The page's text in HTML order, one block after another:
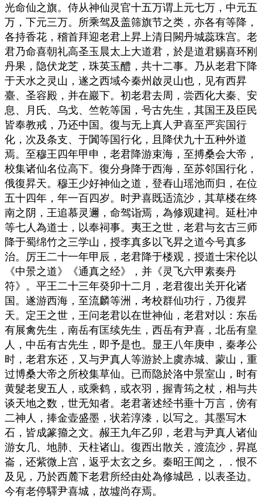
光命仙之旗。侍从神仙灵官十五万谓上元七万，中元五
万，下元三万。所乘驾及盖筛旗节之类，亦各有等降，
各持香花，稽首拜迎老君上昇上清日闕丹城蕊珠宫。老
君乃命喜朝礼高圣玉晨太上大道君，於是道君赐喜环刚
丹果，隐伏龙芝，珠英玉醴，共十二事。乃从老君下降
于天水之灵山，遂之西域今秦州啟灵山也，见有西昇
臺、圣容殿，并在巖下。初老君去周，尝西化大秦、安
息、月氏、乌戈、竺乾等国，号古先生，其国王及臣民
皆奉教戒，乃还中国。復与无上真人尹喜至严宾国行
化，次及条支、于闐等国行化，且降伏九十五种外道
焉。至穆王四年甲申，老君降游束海，至搏桑会大帝，
校集诸仙名位高下。復分身降于西海，至苏邻国行化，
俄復昇天。穆王少好神仙之道，登舂山瑶池而归，在位
五十四年，年一百四岁。时尹喜既适流沙，其草楼在终
南之阴，王追慕灵邇，命驾诣焉，為修观建祠。延杜冲
等七人為道士，以奉祠事。夷王之世，老君与玄古三师
降于蜀绵竹之三学山，授李真多以飞昇之道今号真多
治。厉王二十一年甲辰，老君降于楼观，授道士宋伦以
《中景之道》《通真之经》，并《灵飞六甲素奏丹
符》。平王二十三年癸卯十二月，老君復出关开化诸
国。遂游西海，至流麟等洲，考校群仙功行，乃復昇
天。定王之世，王问老君以在世神仙，老君对以：东岳
有展禽先生，南岳有匡续先生，西岳有尹喜，北岳有皇
人，中岳有古先生，即予是也。显王八年庚申，秦孝公
时，老君东还，又与尹真人等游於上虞赤城、蒙山，重
过博桑大帝之所校集草仙。已而隐於洛中景室山，时有
黄髮老叟五人，或乘鹤，或衣羽，握青筠之杖，相与共
谈天地之数，世无知者。老君著述经书垂十万言，傍有
二神人，捧金壶盛墨，状若淳漆，以写之。其墨写木
石，皆成篆籀之文。赧王九年乙卯，老君与尹真人诸仙
游女几、地肺、天柱诸山。復西出散关，渡流沙，昇崑
崙，还紫微上宫，返乎太玄之乡。秦昭王闻之，．恨不
及见，乃於西麓下老君所经由处為修城邑，以表圣边。
今有老停驛尹喜城，故墟尚存焉。